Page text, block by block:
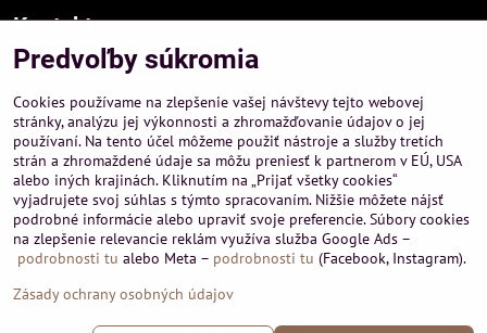
Kontakt
Sídlo firmy :
Hurbanová 3807/21, 03601 Martin
Prevádzka a obchodné informácie :
A-PEMA, s.r.o.
Severná 14, 03601 Martin
+421 911 532545
+421 903 807209
©2026Copyright
Predvoľby súkromia
Cookies používame na zlepšenie vašej návštevy tejto webovej
stránky, analýzu jej výkonnosti a zhromažďovanie údajov o jej
používaní. Na tento účel môžeme použiť nástroje a služby tretích
strán a zhromaždené údaje sa môžu preniesť k partnerom v EÚ, USA
alebo iných krajinách. Kliknutím na „Prijať všetky cookies“
vyjadrujete svoj súhlas s týmto spracovaním. Nižšie môžete nájsť
podrobné informácie alebo upraviť svoje preferencie. Súbory cookies
na zlepšenie relevancie reklám využíva služba Google Ads –
podrobnosti tu alebo Meta – podrobnosti tu (Facebook, Instagram).
Zásady ochrany osobných údajov